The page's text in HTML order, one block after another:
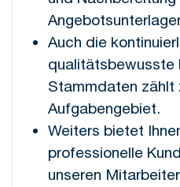
Auch die
qualitätsbewusste
Stammdaten zählt
Aufgabengebiet.
Weiters bietet
professionelle
unseren